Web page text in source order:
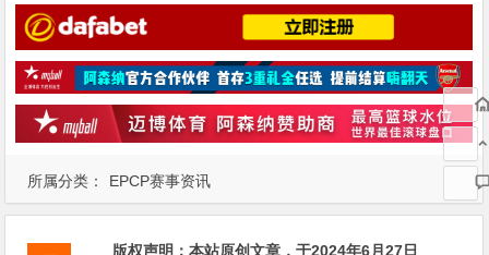
所属分类： EPCP赛事资讯
版权声明：本站原创文章，于2024年6月27日